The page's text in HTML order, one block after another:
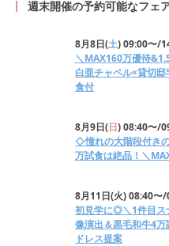
週末開催の予約可能なフェ
8月8日(土)09:00〜/
＼MAX160万優待
白亜チャペル×貸切
食付
8月9日(日)08:40〜/
◇憧れの大階段付き
万試食は絶品！＼
8月11日(火)08:40〜
初見学に◎＼1件目ス
像演出＆黒毛和牛4
ドレス提案